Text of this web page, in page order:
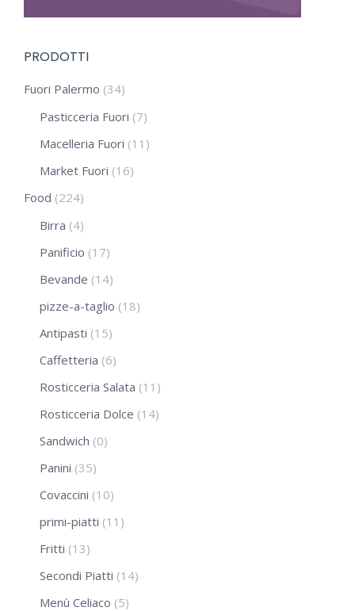
PRODOTTI
Fuori Palermo (34)
Pasticceria Fuori (7)
Macelleria Fuori (11)
Market Fuori (16)
Food (224)
Birra (4)
Panificio (17)
Bevande (14)
pizze-a-taglio (18)
Antipasti (15)
Caffetteria (6)
Rosticceria Salata (11)
Rosticceria Dolce (14)
Sandwich (0)
Panini (35)
Covaccini (10)
primi-piatti (11)
Fritti (13)
Secondi Piatti (14)
Menù Celiaco (5)